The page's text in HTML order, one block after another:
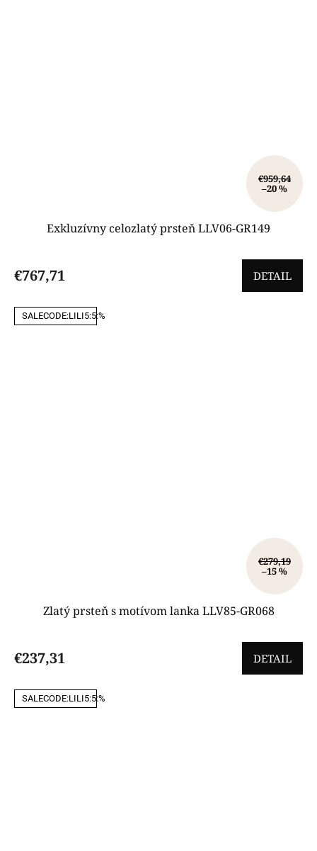
€959,64
–20 %
Exkluzívny celozlatý prsteň LLV06-GR149
€767,71 DETAIL
SALECODE:LILI5:5:%
€279,19
–15 %
Zlatý prsteň s motívom lanka LLV85-GR068
€237,31 DETAIL
SALECODE:LILI5:5:%